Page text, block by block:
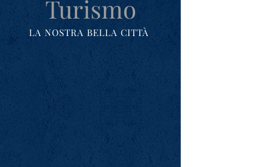
Turismo
LA NOSTRA BELLA CITTÀ